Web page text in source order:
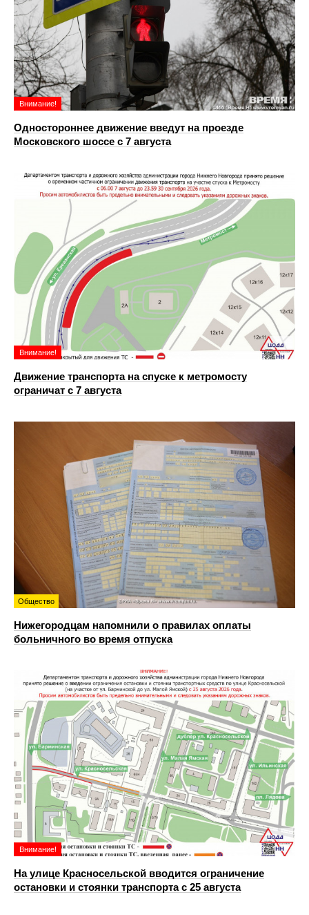
Внимание!
Одностороннее движение введут на проезде
Московского шоссе с 7 августа
Внимание!
Движение транспорта на спуске к метромосту
ограничат с 7 августа
Общество
Нижегородцам напомнили о правилах оплаты
больничного во время отпуска
Внимание!
На улице Красносельской вводится ограничение
остановки и стоянки транспорта с 25 августа